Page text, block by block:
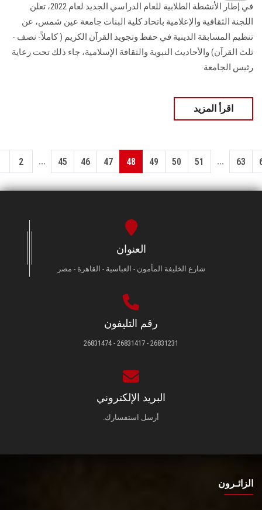
في إطار الأنشطة الطلابية للعام الدراسي الجديد لعام 2022، تعلن
اللجنة الثقافية والإعلامية باتحاد كلية البنات جامعة عين شمس، عن
تنظيم المسابقة الدينية في حفظ وتجويد القرآن الكريم ( كاملاً- نصف -
ثلث القرآن) والأحاديث النبوية والثقافة الإسلامية، جاء ذلك تحت رعاية
رئيس الجامعة
اقرأ المزيد
2 ... 45 46 47 48 49 50 51 ... 63
العنوان
شارع الخليفة المأمون - العباسية - القاهرة - مصر
رقم التليفون
26831231 - 26831417 - 26831474
البريد الإلكتروني
أرسل استفسارك.
الزائـرون